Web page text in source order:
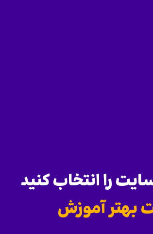
را انتخاب کنید
بهتر آموزش